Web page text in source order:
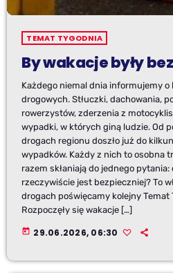
TEMAT TYGODNIA
By wakacje były
Każdego niemal dnia informujemy
drogowych. Stłuczki, dachowania,
rowerzystów, zderzenia z
wypadki, w których giną ludzie. Od
drogach regionu doszło już do
wypadków. Każdy z nich to osobna
razem skłaniają do jednego
rzeczywiście jest bezpieczniej? To
drogach poświęcamy kolejny Temat
Rozpoczęły się wakacje […]
today 29.06.2026, 06:30